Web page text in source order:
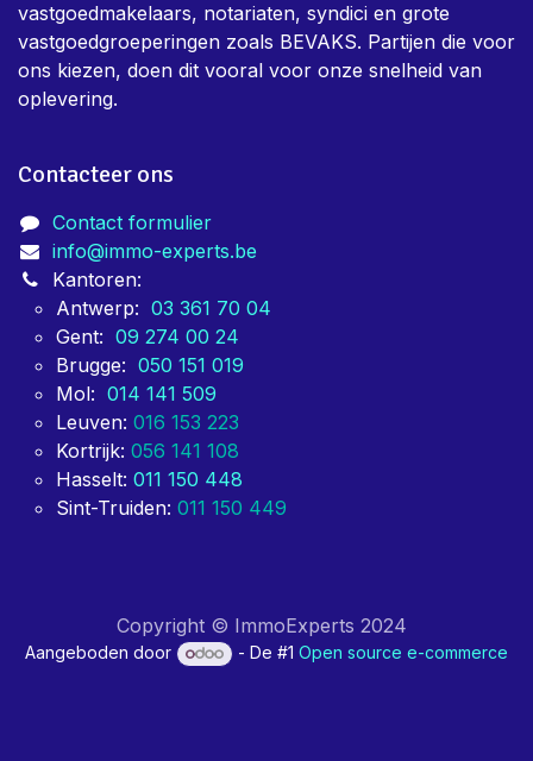
vastgoedmakelaars, notariaten, syndici en grote
vastgoedgroeperingen zoals BEVAKS. Partijen die voor
ons kiezen, doen dit vooral voor onze snelheid van
oplevering.
Contacteer ons
Contact formulier
info@immo-experts.be
Kantoren:
Antwerp: 03 361 70 04
Gent: 09 274 00 24
Brugge: 050 151 019
Mol: 014 141 509
Leuven: 016 153 223
Kortrijk: 056 141 108
Hasselt: 011 150 448
Sint-Truiden: 011 150 449
Copyright © ImmoExperts 2024
Aangeboden door - De #1Open source e-commerce